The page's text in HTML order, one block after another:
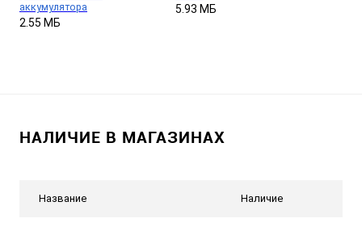
аккумулятора
2.55 МБ
5.93 МБ
НАЛИЧИЕ В МАГАЗИНАХ
Название Наличие